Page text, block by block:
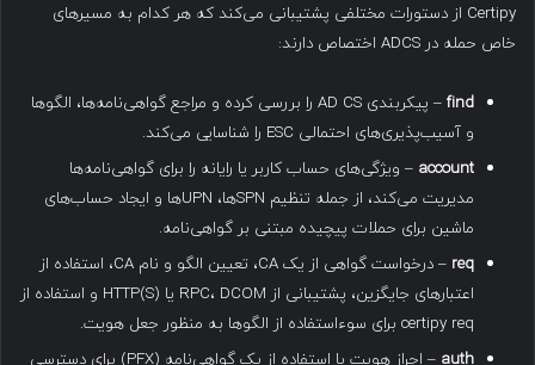
Certipy از دستورات مختلفی پشتیبانی می‌کند که هر کدام به مسیرهای
خاص حمله در ADCS اختصاص دارند:
find
– پیکربندی AD CS را بررسی کرده و مراجع گواهی‌نامه‌ها، الگوها
و آسیب‌پذیری‌های احتمالی ESC را شناسایی می‌کند.
account – ویژگی‌های حساب کاربر یا رایانه را برای گواهی‌نامه‌ها
مدیریت می‌کند، از جمله تنظیم SPN‌ها، UPN‌ها و ایجاد حساب‌های
ماشین برای حملات پیچیده مبتنی بر گواهی‌نامه.
req
– درخواست گواهی از یک CA، تعیین الگو و نام CA، استفاده از
اعتبارهای جایگزین، پشتیبانی از RPC، DCOM یا HTTP(S) و استفاده از
certipy req برای سوءاستفاده از الگوها به منظور جعل هویت.
auth
– احراز هویت با استفاده از یک گواهی‌نامه (PFX) برای دسترسی